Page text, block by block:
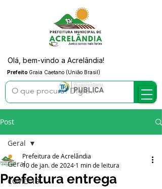
Prefeito Graia Caetano (União Brasil)
Olá, bem-vindo a Acrelândia!
Post
Geral
COVID-19
Geral
Prefeitura entrega
Prefeitura de Acrelândia
10 de jan. de 2024 1 min de leitura